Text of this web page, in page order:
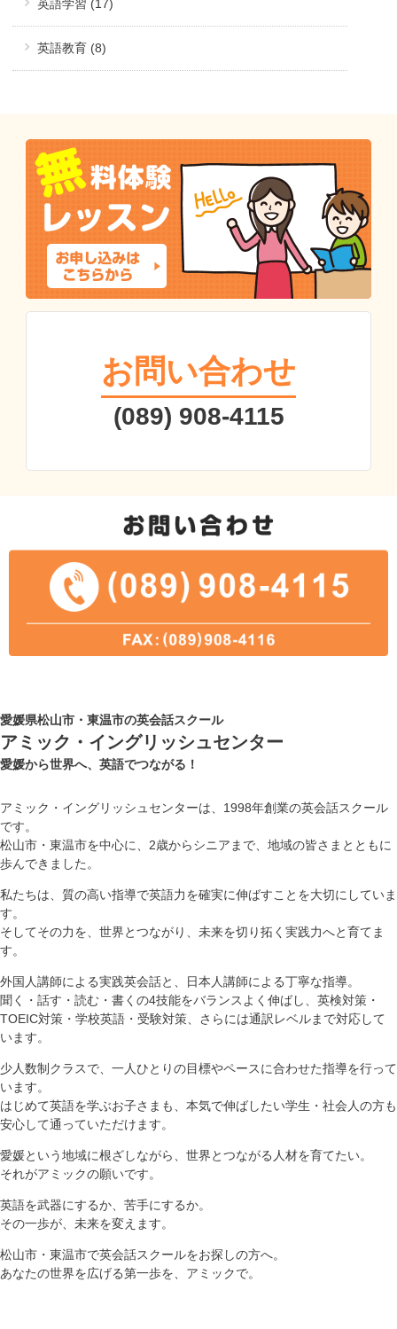
英語学習 (17)
英語教育 (8)
お問い合わせ
(089) 908-4115
愛媛県松山市・東温市の英会話スクール
アミック・イングリッシュセンター
愛媛から世界へ、英語でつながる！
アミック・イングリッシュセンターは、1998年創業の英会話スクール
です。
松山市・東温市を中心に、2歳からシニアまで、地域の皆さまとともに
歩んできました。
私たちは、質の高い指導で英語力を確実に伸ばすことを大切にしていま
す。
そしてその力を、世界とつながり、未来を切り拓く実践力へと育てま
す。
外国人講師による実践英会話と、日本人講師による丁寧な指導。
聞く・話す・読む・書くの4技能をバランスよく伸ばし、英検対策・
TOEIC対策・学校英語・受験対策、さらには通訳レベルまで対応して
います。
少人数制クラスで、一人ひとりの目標やペースに合わせた指導を行って
います。
はじめて英語を学ぶお子さまも、本気で伸ばしたい学生・社会人の方も
安心して通っていただけます。
愛媛という地域に根ざしながら、世界とつながる人材を育てたい。
それがアミックの願いです。
英語を武器にするか、苦手にするか。
その一歩が、未来を変えます。
松山市・東温市で英会話スクールをお探しの方へ。
あなたの世界を広げる第一歩を、アミックで。